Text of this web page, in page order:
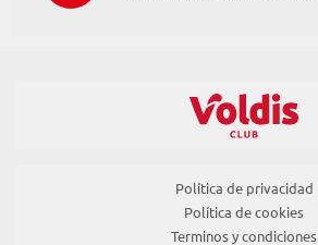
Política de privacidad
Política de cookies
Terminos y condiciones